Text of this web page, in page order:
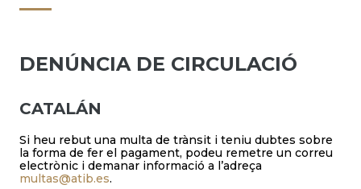
DENÚNCIA DE CIRCULACIÓ
CATALÁN
Si heu rebut una multa de trànsit i teniu dubtes sobre
la forma de fer el pagament, podeu remetre un correu
electrònic i demanar informació a l’adreça
multas@atib.es.